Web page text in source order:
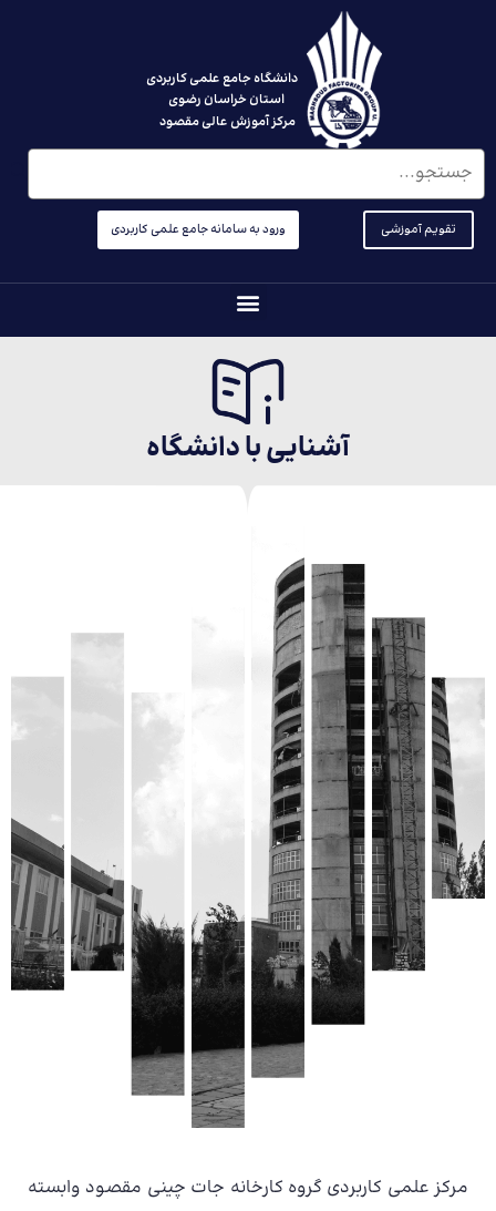
دانشگاه جامع علمی کاربردی
استان خراسان رضوی
مرکز آموزش عالی مقصود
تقویم آموزشی ورود به سامانه جامع علمی کاربردی
آشنایی با دانشگاه
مرکز علمی کاربردی گروه کارخانه جات چینی مقصود وابسته